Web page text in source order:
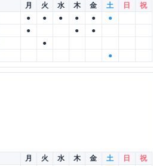
月 火 水 木 金 土 日
祝
● ● ● ● ●
●
● ●
●
●
●
月 火 水 木 金 土 日
祝